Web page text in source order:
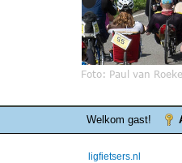
Welkom gast!
ligfietsers.nl